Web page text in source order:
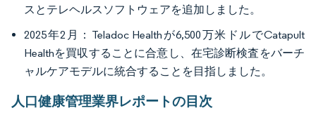
スとテレヘルスソフトウェアを追加しました。
2025年2月：Teladoc Healthが6,500万米ドルでCatapult
Healthを買収することに合意し、在宅診断検査をバーチ
ャルケアモデルに統合することを目指しました。
人口健康管理業界レポートの目次